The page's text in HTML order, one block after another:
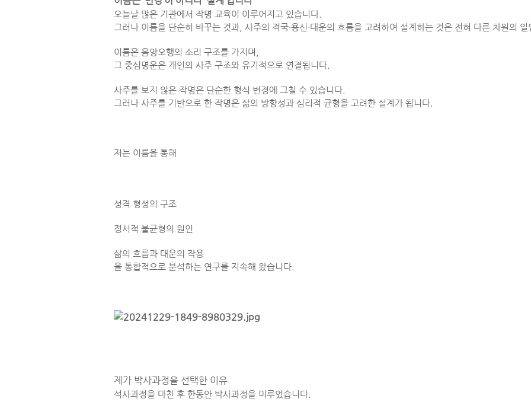
오늘날 많은 기관에서 작명 교육이 이루어지고 있습니다.
그러나 이름을 단순히 바꾸는 것과, 사주의 격국·용신·대운의 흐름을 고려하여 설계하는 것은 전혀 다른 차원의 일
이름은 음양오행의 소리 구조를 가지며,
그 중심명운은 개인의 사주 구조와 유기적으로 연결됩니다.
사주를 보지 않은 작명은 단순한 형식 변경에 그칠 수 있습니다.
그러나 사주를 기반으로 한 작명은 삶의 방향성과 심리적 균형을 고려한 설계가 됩니다.
저는 이름을 통해
성격 형성의 구조
정서적 불균형의 원인
삶의 흐름과 대운의 작용
을 통합적으로 분석하는 연구를 지속해 왔습니다.
제가 박사과정을 선택한 이유
석사과정을 마친 후 한동안 박사과정을 미루었습니다.